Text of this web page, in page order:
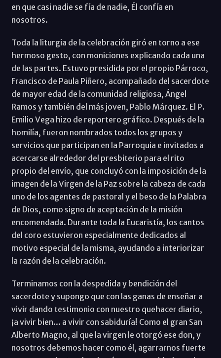
en que casi nadie se fía de nadie, Él confía en
nosotros.
Toda la liturgia de la celebración giró en torno a ese
hermoso gesto, con moniciones explicando cada una
de las partes. Estuvo presidida por el propio Párroco,
Francisco de Paula Piñero, acompañado del sacerdote
de mayor edad de la comunidad religiosa, Ángel
Ramos y también del más joven, Pablo Márquez. El P.
Emilio Vega hizo de reportero gráfico. Después de la
homilía, fueron nombrados todos los grupos y
servicios que participan en la Parroquia e invitados a
acercarse alrededor del presbiterio para el rito
propio del envío, que concluyó con la imposición de la
imagen de la Virgen de la Paz sobre la cabeza de cada
uno de los agentes de pastoral y el beso de la Palabra
de Dios, como signo de aceptación de la misión
encomendada. Durante toda la Eucaristía, los cantos
del coro estuvieron especialmente dedicados al
motivo especial de la misma, ayudando a interiorizar
la razón de la celebración.
Terminamos con la despedida y bendición del
sacerdote y supongo que con las ganas de enseñar a
vivir dando testimonio con nuestro quehacer diario,
¡a vivir bien... a vivir con sabiduría! Como el gran San
Alberto Magno, al que la virgen le otorgó ese don, y
nosotros debemos hacer como él, agarrarnos fuerte